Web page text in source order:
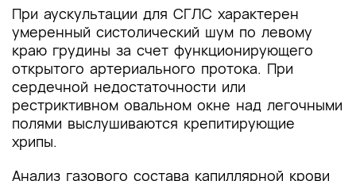
При аускультации для СГЛС характерен
умеренный систолический шум по левому
краю грудины за счет функционирующего
открытого артериального протока. При
сердечной недостаточности или
рестриктивном овальном окне над легочными
полями выслушиваются крепитирующие
хрипы.
Анализ газового состава капиллярной крови